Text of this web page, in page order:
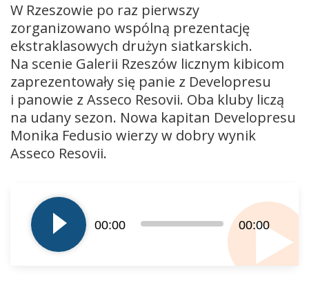
W Rzeszowie po raz pierwszy
zorganizowano wspólną prezentację
ekstraklasowych drużyn siatkarskich.
Na scenie Galerii Rzeszów licznym kibicom
zaprezentowały się panie z Developresu
i panowie z Asseco Resovii. Oba kluby liczą
na udany sezon. Nowa kapitan Developresu
Monika Fedusio wierzy w dobry wynik
Asseco Resovii.
plików
dźwiękowych
00:00 00:00